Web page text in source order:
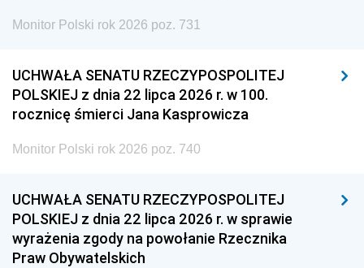
Monitor Polski rok 2026 poz. 731
UCHWAŁA SENATU RZECZYPOSPOLITEJ
POLSKIEJ z dnia 22 lipca 2026 r. w 100.
rocznicę śmierci Jana Kasprowicza
Monitor Polski rok 2026 poz. 740
UCHWAŁA SENATU RZECZYPOSPOLITEJ
POLSKIEJ z dnia 22 lipca 2026 r. w sprawie
wyrażenia zgody na powołanie Rzecznika
Praw Obywatelskich